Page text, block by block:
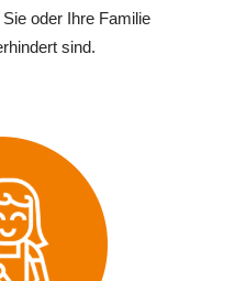
oder Ihre Familie
sind.